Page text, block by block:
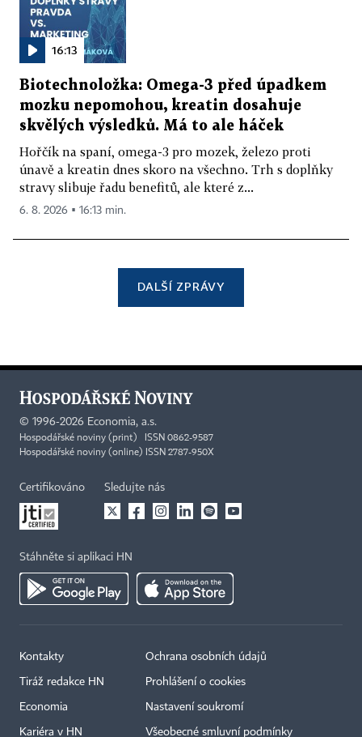
16:13
Biotechnoložka: Omega-3 před úpadkem
mozku nepomohou, kreatin dosahuje
skvělých výsledků. Má to ale háček
Hořčík na spaní, omega-3 pro mozek, železo proti
únavě a kreatin dnes skoro na všechno. Trh s doplňky
stravy slibuje řadu benefitů, ale které z...
6. 8. 2026 ▪ 16:13 min.
DALŠÍ ZPRÁVY
© 1996-2026 Economia, a.s.
Hospodářské noviny (print) ISSN 0862-9587
Hospodářské noviny (online) ISSN 2787-950X
Certifikováno Sledujte nás
Stáhněte si aplikaci HN
Kontakty
Tiráž redakce HN
Economia
Kariéra v HN
Ochrana osobních údajů
Prohlášení o cookies
Nastavení soukromí
Všeobecné smluvní podmínky